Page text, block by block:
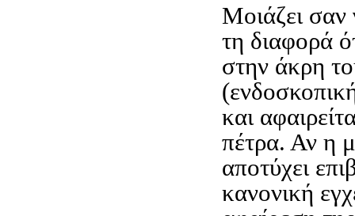
Μοιάζει
τη διαφορά
στην άκρη
και
πέτρα. Αν η
αποτύχει
κανονική